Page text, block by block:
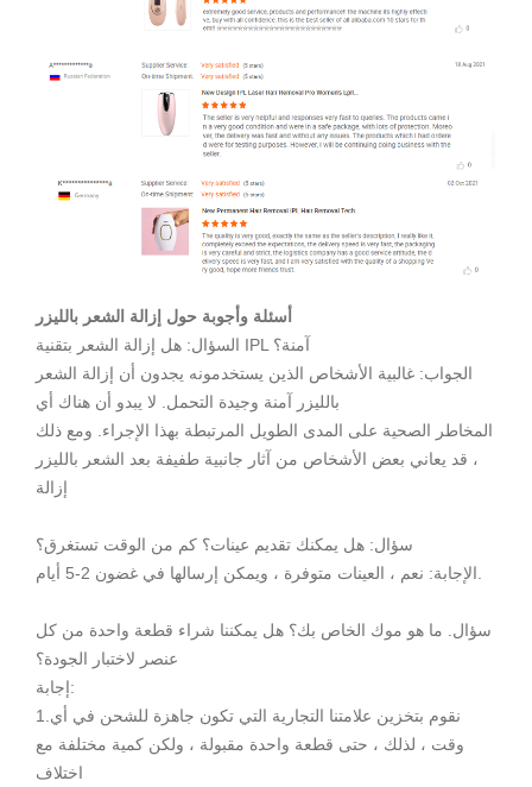
أسئلة وأجوبة حول إزالة الشعر بالليزر
السؤال: هل إزالة الشعر بتقنية IPL آمنة؟
الجواب: غالبية الأشخاص الذين يستخدمونه يجدون أن إزالة الشعر
بالليزر آمنة وجيدة التحمل. لا يبدو أن هناك أي
المخاطر الصحية على المدى الطويل المرتبطة بهذا الإجراء. ومع ذلك
، قد يعاني بعض الأشخاص من آثار جانبية طفيفة بعد الشعر بالليزر
إزالة
سؤال: هل يمكنك تقديم عينات؟ كم من الوقت تستغرق؟
سؤال. ما هو موك الخاص بك؟ هل يمكننا شراء قطعة واحدة من كل
عنصر لاختبار الجودة؟
إجابة:
1.نقوم بتخزين علامتنا التجارية التي تكون جاهزة للشحن في أي
وقت ، لذلك ، حتى قطعة واحدة مقبولة ، ولكن كمية مختلفة مع
اختلاف